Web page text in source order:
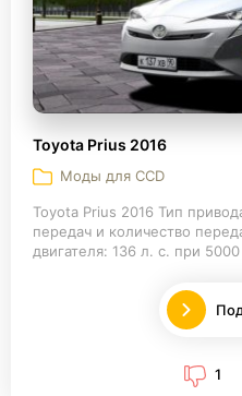
Toyota Prius 2016
Моды для CCD
Toyota Prius 2016 Тип
передач и количество
двигателя: 136 л. с. при
1